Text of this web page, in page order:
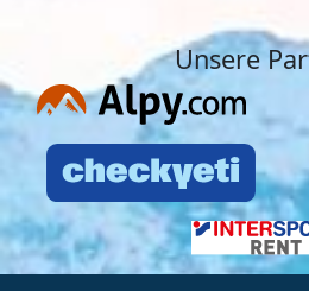
Unsere